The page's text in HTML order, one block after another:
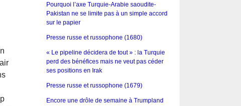
Pourquoi l’axe Turquie-Arabie saoudite-
Pakistan ne se limite pas à un simple accord
sur le papier
Presse russe et russophone (1680)
« Le pipeline décidera de tout » : la Turquie
perd des bénéfices mais ne veut pas céder
ses positions en Irak
Presse russe et russophone (1679)
Encore une drôle de semaine à Trumpland